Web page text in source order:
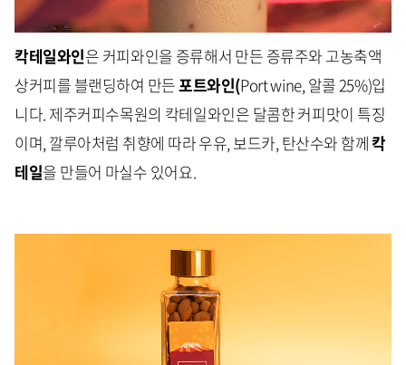
칵테일와인은 커피와인을 증류해서 만든 증류주와 고농축액
상커피를 블랜딩하여 만든포트와인(Port wine, 알콜 25%)입
니다. 제주커피수목원의 칵테일와인은 달콤한 커피맛이 특징
이며, 깔루아처럼 취향에 따라 우유, 보드카, 탄산수와 함께 칵
테일을 만들어 마실수 있어요.